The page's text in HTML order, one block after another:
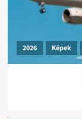
2026 Képek